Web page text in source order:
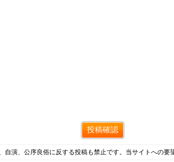
演、公序良俗に反する投稿も禁止です。当サイトへの